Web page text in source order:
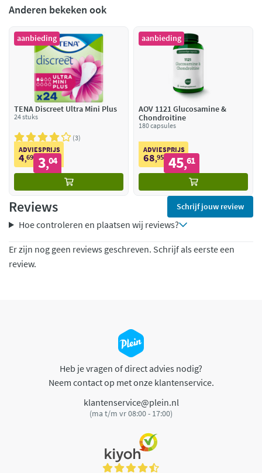
Anderen bekeken ook
aanbieding
TENA Discreet Ultra Mini Plus
24 stuks
3
ADVIESPRIJS
4,69 3,04
aanbieding
AOV 1121 Glucosamine &
Chondroitine
180 capsules
ADVIESPRIJS
68,95 45,61
Reviews Schrijf jouw review
Hoe controleren en plaatsen wij reviews?
Er zijn nog geen reviews geschreven. Schrijf als eerste een
review.
Heb je vragen of direct advies nodig?
Neem contact op met onze klantenservice.
klantenservice@plein.nl
(ma t/m vr 08:00 - 17:00)